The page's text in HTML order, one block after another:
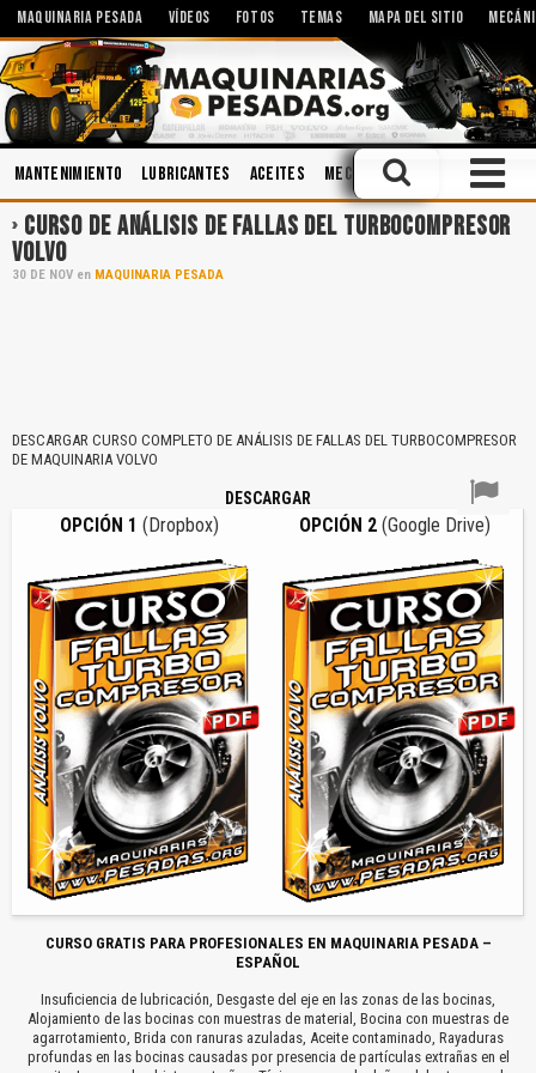
MAQUINARIA PESADA VÍDEOS FOTOS TEMAS MAPA DEL SITIO
Mantenimiento Lubricantes Aceites Mecánica Seguridad
CURSO DE ANÁLISIS DE FALLAS DEL TURBOCOMPRESOR
VOLVO
30 DE NOV en MAQUINARIA PESADA
DESCARGAR CURSO COMPLETO DE ANÁLISIS DE FALLAS DEL TURBOCOMPRESOR
DE MAQUINARIA VOLVO
DESCARGAR
OPCIÓN 1 (Dropbox) OPCIÓN 2 (Google Drive)
CURSO GRATIS PARA PROFESIONALES EN MAQUINARIA PESADA –
ESPAÑOL
Insuficiencia de lubricación, Desgaste del eje en las zonas de las bocinas,
Alojamiento de las bocinas con muestras de material, Bocina con muestras de
agarrotamiento, Brida con ranuras azuladas, Aceite contaminado, Rayaduras
profundas en las bocinas causadas por presencia de partículas extrañas en el